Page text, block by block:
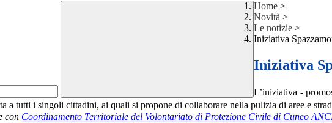
Home >
Novità >
Le notizie >
Iniziativa
Iniziativa
L’iniziativa -
a tutti i singoli cittadini, ai quali si propone di collaborare nella pulizia di aree e
con Coordinamento Territoriale del Volontariato di Protezione Civile di Cuneo